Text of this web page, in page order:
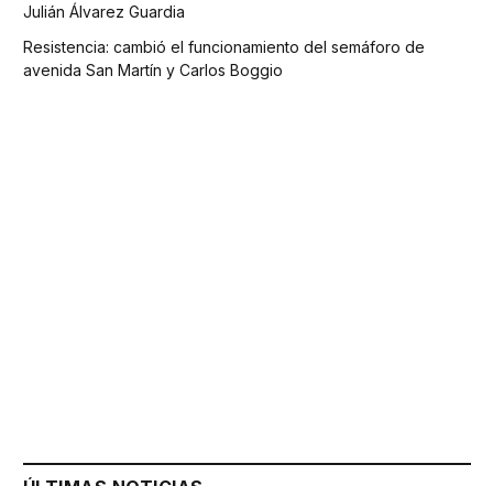
Julián Álvarez Guardia
Resistencia: cambió el funcionamiento del semáforo de
avenida San Martín y Carlos Boggio